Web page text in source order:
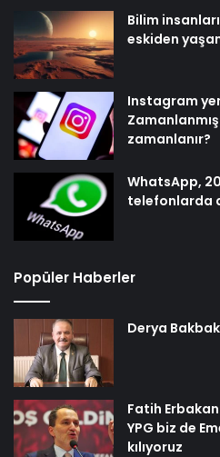
Bilim
eskiden
Instagram
zamanlanır?
WhatsApp,
telefonlarda
Popüler Haberler
Derya
Fatih
YPG biz de
kılıyoruz